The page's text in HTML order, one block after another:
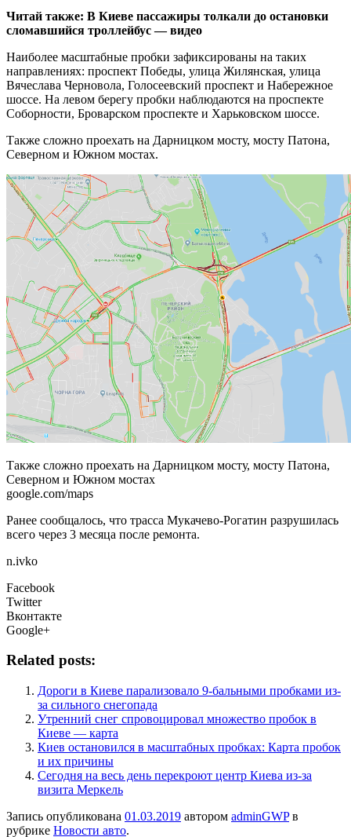
Читай также: В Киеве пассажиры толкали до остановки
сломавшийся троллейбус — видео
Наиболее масштабные пробки зафиксированы на таких
направлениях: проспект Победы, улица Жилянская, улица
Вячеслава Черновола, Голосеевский проспект и Набережное
шоссе. На левом берегу пробки наблюдаются на проспекте
Соборности, Броварском проспекте и Харьковском шоссе.
Также сложно проехать на Дарницком мосту, мосту Патона,
Северном и Южном мостах.
Также сложно проехать на Дарницком мосту, мосту Патона,
Северном и Южном мостах
google.com/maps
Ранее сообщалось, что трасса Мукачево-Рогатин разрушилась
всего через 3 месяца после ремонта.
n.ivko
Facebook
Twitter
Вконтакте
Google+
Related posts:
Дороги в Киеве парализовало 9-бальными пробками из-
за сильного снегопада
Утренний снег спровоцировал множество пробок в
Киеве — карта
Киев остановился в масштабных пробках: Карта пробок
и их причины
Сегодня на весь день перекроют центр Киева из-за
визита Меркель
Запись опубликована 01.03.2019 автором adminGWPв
рубрике Новости авто.